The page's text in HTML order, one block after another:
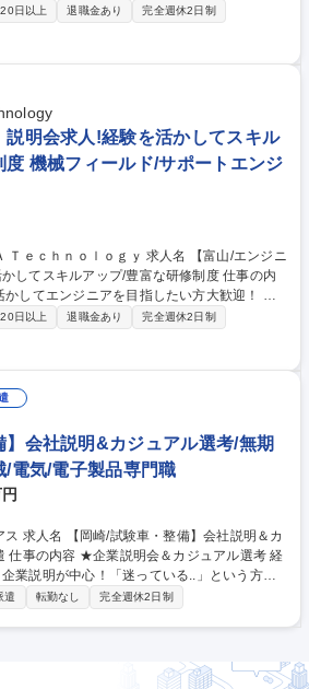
仕事をしたい、最初の思いは何でもOK！ま
】■機械系エンジニ
計補助/生産技術/品質保証) ■ITエンジニア(サ
プデスク) まずは未経験でも学ぶことが出来る
身の経験や志向性に応じて臨んだキャリアを
に考えます。 募集職種 【長野/未
ンジニアを目指しませんか/豊富な研修
日以上 退職金あり
完全週休2日制
説明会求人!経験を活かしてスキル
度 機械フィールド/サポートエンジ
ｌｏｇｙ 求人名 【富山/エンジニ
てスキルアップ/豊富な研修制度 仕事の内
してエンジニアを目指したい方大歓迎！ 手
ていきたい、頭を使った仕事をしたい、最初
で話を聞いてみませんか？ 【想定業務
ィールドエンジニア/設計補助/生産技術/品質
ー保守/監視/運用・ヘルプデスク) まずは未経
でスタートします。ご自身の経験や志向性に
ことができるようにキャリアを一緒に考えま
日以上 退職金あり
完全週休2日制
】会社説明&カジュアル選考/無期
/電気/電子製品専門職
＆カ
経
業説明が中心！「迷っている..」という方も
素はございます。 自動車メーカーの
遣 転勤なし 完全週休2日制